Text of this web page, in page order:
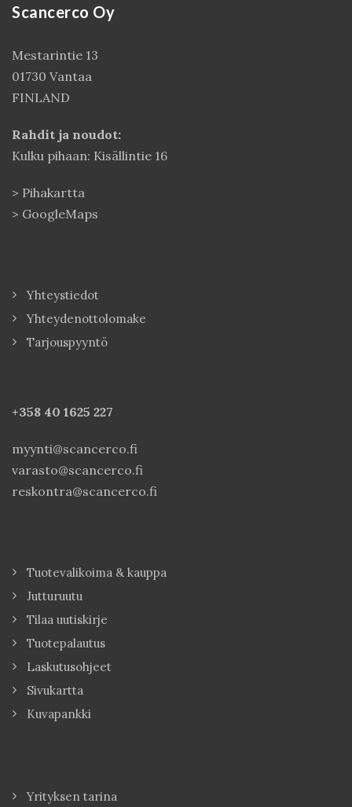
Scancerco Oy
Mestarintie 13
01730 Vantaa
FINLAND
Rahdit ja noudot:
Kulku pihaan: Kisällintie 16
> Pihakartta
> GoogleMaps
Yhteystiedot
Yhteydenottolomake
Tarjouspyyntö
+358 40 1625 227
myynti@scancerco.fi
varasto@scancerco.fi
reskontra@scancerco.fi
Tuotevalikoima & kauppa
Jutturuutu
Tilaa uutiskirje
Tuotepalautus
Laskutusohjeet
Sivukartta
Kuvapankki
Yrityksen tarina